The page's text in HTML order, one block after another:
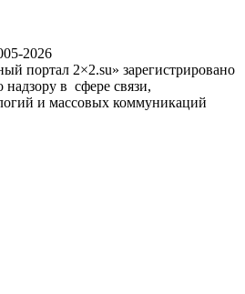
2026
портал 2×2.su» зарегистрировано
в сфере связи,
и массовых коммуникаций